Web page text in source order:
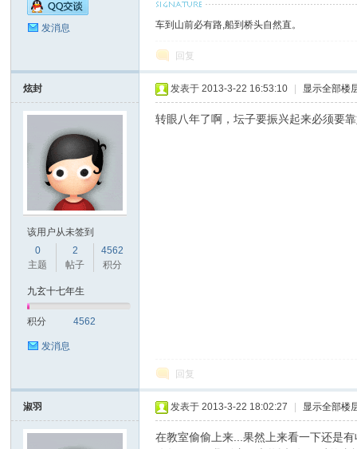
发消息 车到山前必有路,船到桥头自然直。
回复
炫封
该用户从未签到
0
主题
2
帖子
4562
积分
九玄十七年生
积分 4562
发消息
发表于 2013-3-22 16:53:10 显示全部楼
转眼八年了啊，坛子要振兴起来必须要
回复
淑羽 发表于 2013-3-22 18:02:27 显示全部楼
在教室偷偷上来...果然上来看一下还是